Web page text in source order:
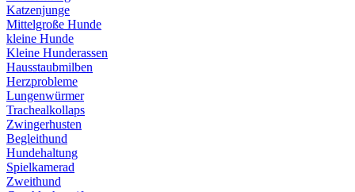
Katzenjunge
Mittelgroße Hunde
kleine Hunde
Kleine Hunderassen
Hausstaubmilben
Herzprobleme
Lungenwürmer
Trachealkollaps
Zwingerhusten
Begleithund
Hundehaltung
Spielkamerad
Zweithund